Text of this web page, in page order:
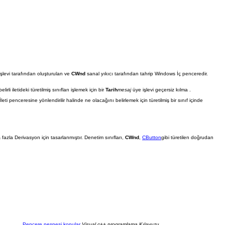
tarafından oluşturulan ve CWnd sanal yıkıcı tarafından tahrip Windows İç penceredir.
iletideki türetilmiş sınıfları işlemek için birTarihmesajüye işlevi geçersiz kılma .
penceresine yönlendirilir halinde ne olacağını belirlemek için türetilmiş bir sınıf içinde
fazla Derivasyon için tasarlanmıştır. Denetim sınıfları, CWnd CButtongibi türetilen doğrudan